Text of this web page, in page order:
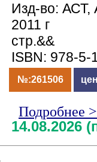
Изд-во: АСТ,
2011 г
стр.&&
ISBN: 978-5-
№:261506
Подробнее
14.08.2026